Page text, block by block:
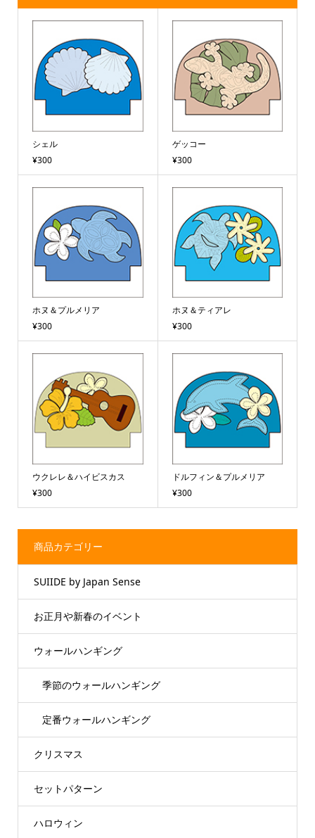
シェル
¥300
ゲッコー
¥300
ホヌ＆プルメリア
¥300
ホヌ＆ティアレ
¥300
ウクレレ＆ハイビスカス
¥300
ドルフィン＆プルメリア
¥300
商品カテゴリー
SUIIDE by Japan Sense
お正月や新春のイベント
ウォールハンギング
季節のウォールハンギング
定番ウォールハンギング
クリスマス
セットパターン
ハロウィン